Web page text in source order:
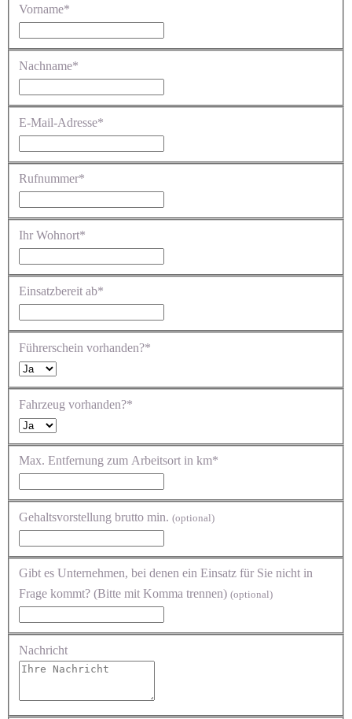
Vorname*
Nachname*
E-Mail-Adresse*
Rufnummer*
Ihr Wohnort*
Einsatzbereit ab*
Führerschein vorhanden?*
Fahrzeug vorhanden?*
Max. Entfernung zum Arbeitsort in km*
Gehaltsvorstellung brutto min. (optional)
Gibt es Unternehmen, bei denen ein Einsatz für Sie nicht in
Frage kommt? (Bitte mit Komma trennen) (optional)
Nachricht